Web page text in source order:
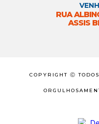
RUA
ASSIS
COPYRIGHT Ⓒ